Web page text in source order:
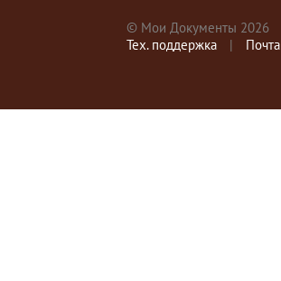
© Мои Документы 2026
Тех. поддержка
| Почта